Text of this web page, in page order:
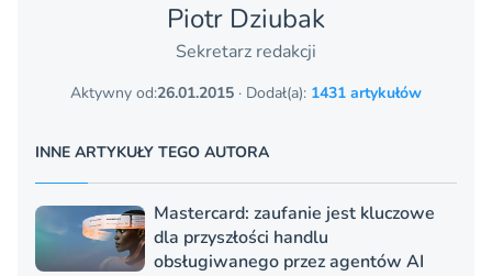
Piotr Dziubak
Sekretarz redakcji
Aktywny od:26.01.2015 · Dodał(a): 1431 artykułów
INNE ARTYKUŁY TEGO AUTORA
Mastercard: zaufanie jest kluczowe
dla przyszłości handlu
obsługiwanego przez agentów AI